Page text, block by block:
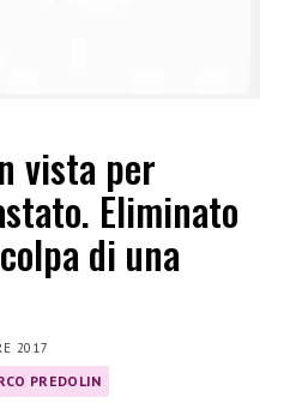
vista per
Eliminato
di una
2017
PREDOLIN